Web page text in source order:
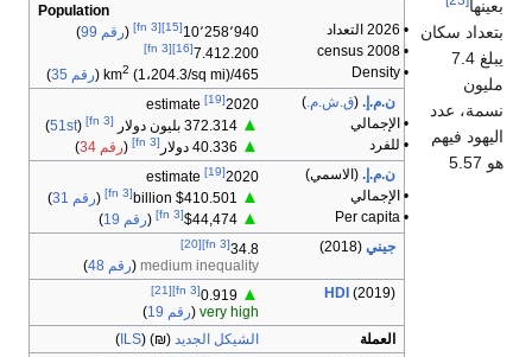
Population
• 2026 التعداد
10٬258٬940[15]
[fn 3]
(رقم 99
)
7.412.200
[16]
2(1،204.3/sq mi) ( رقم 35
)
ن.م.إ. (ق.ش.م.)
2020
[19]
estimate
• الإجمالي
(
51st
)
• للفرد
(رقم 34
)
ن.م.إ. (الاسمي) 2020
[19]
estimate
• الإجمالي
[fn 3]
(رقم 31
)
[fn 3]
(رقم 19
)
(2018)
[20]
medium inequality
(رقم 48
)
HDI (2019)
[fn 3]
[21]
very high
(رقم 19
)
الشيكل الجديد (
₪
‎) (
ILS
)
سكان
يبلغ 7.4
عدد
فيهم
هو 5.57